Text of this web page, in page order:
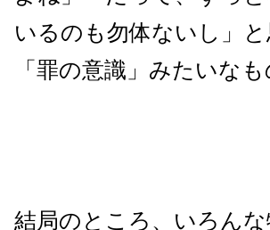
いるのも勿体ないし」
「罪の意識」みたいな
結局のところ、いろん